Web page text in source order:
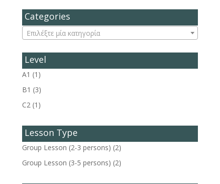
Categories
Επιλέξτε μία κατηγορία
Level
A1 (1)
B1 (3)
C2 (1)
Lesson Type
Group Lesson (2-3 persons) (2)
Group Lesson (3-5 persons) (2)